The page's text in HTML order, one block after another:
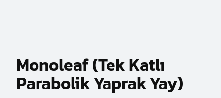
Monoleaf (Tek Katlı
Parabolik Yaprak Yay)